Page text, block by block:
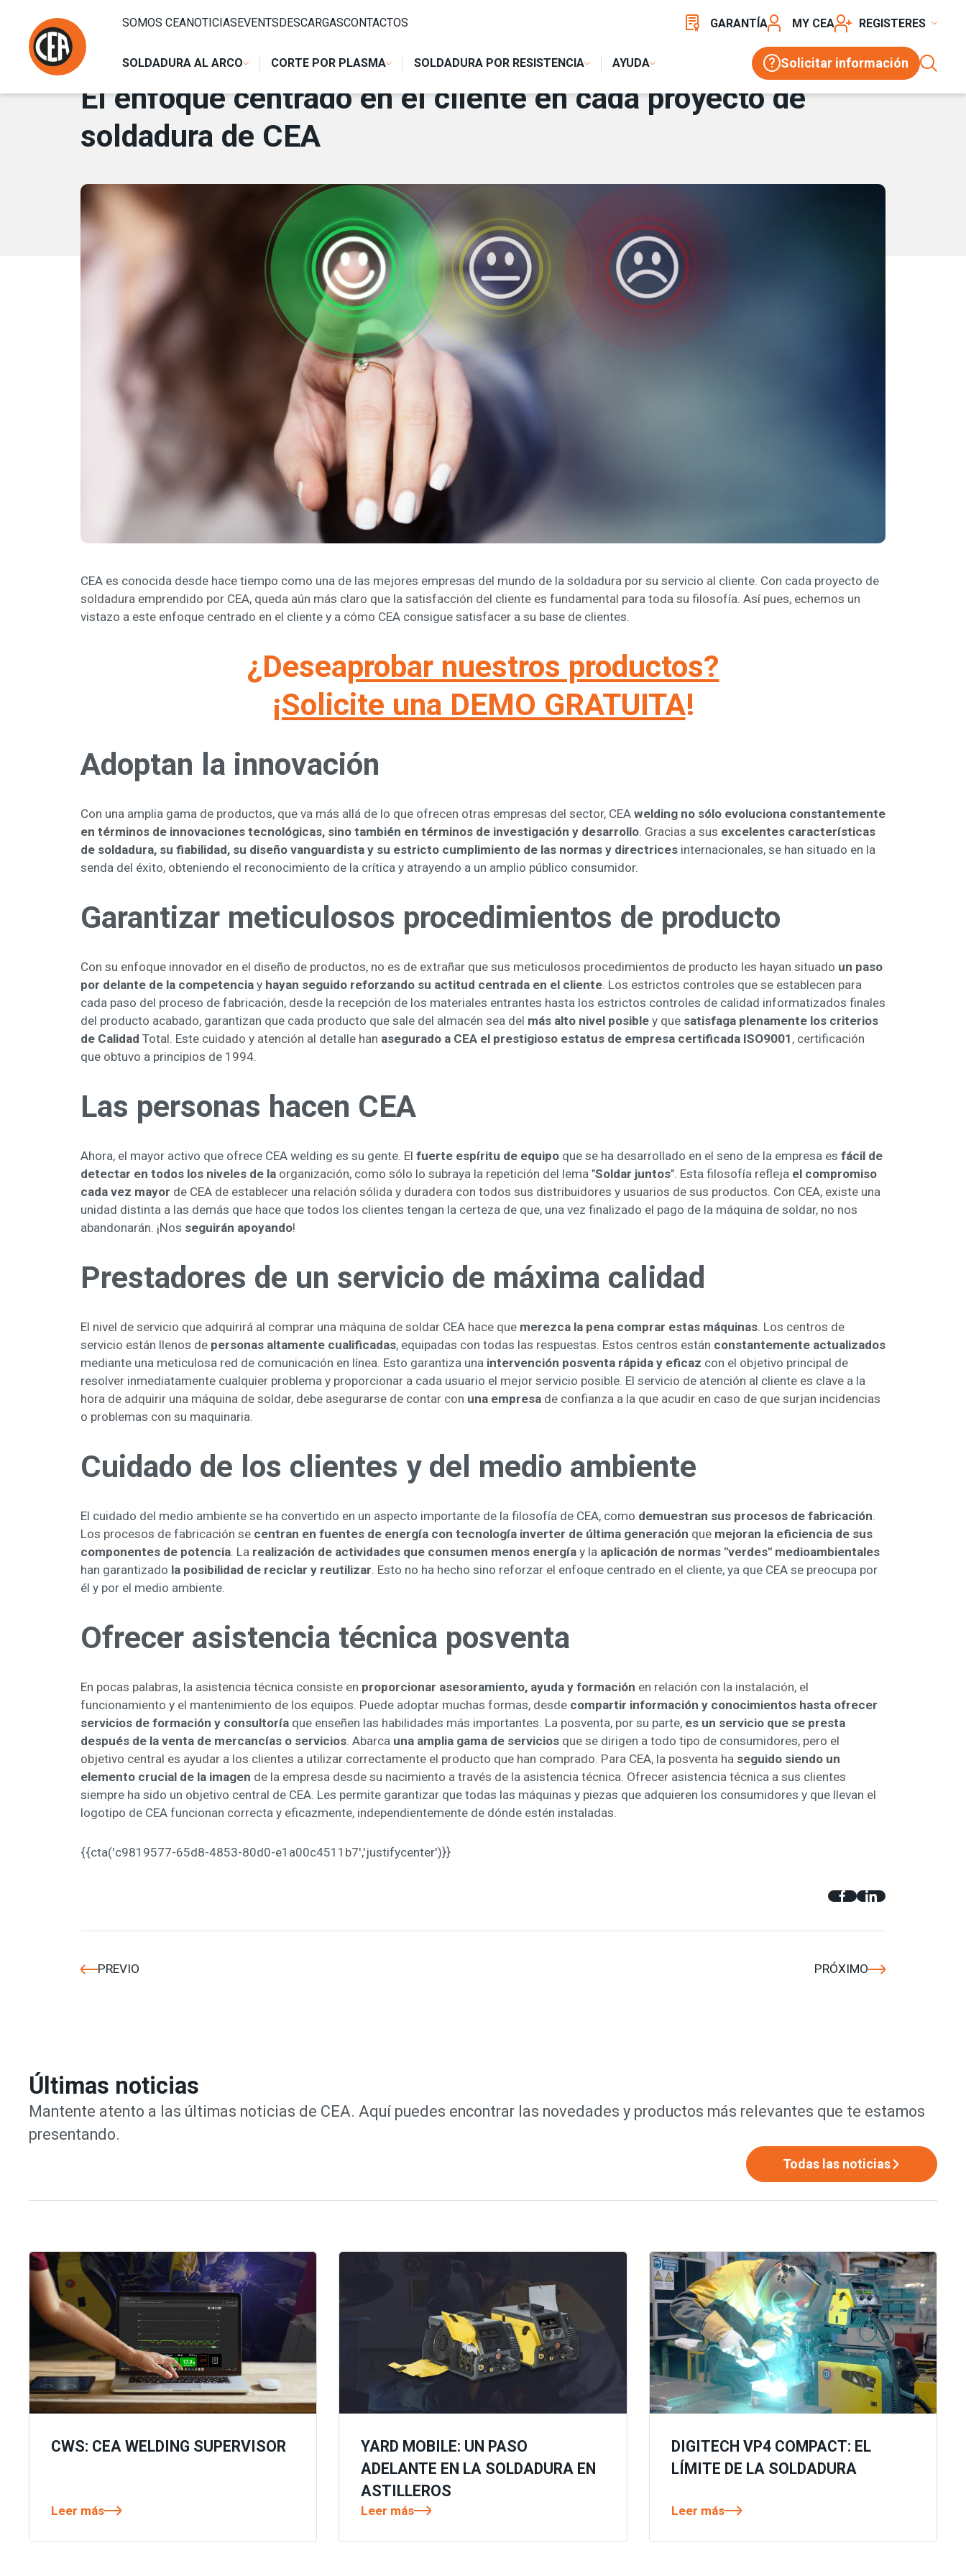
SOLDADURA AL ARCO CORTE POR PLASMA SOLDADURA POR RESISTENCIA AYUDA Solicitar información
SOMOS CEANOTICIASEVENTSDESCARGASCONTACTOS GARANTÍA MY CEA REGISTER
15 ENERO 2018
El enfoque centrado en el cliente en cada proyecto de
soldadura de CEA
CEA es conocida desde hace tiempo como una de las mejores empresas del mundo de la soldadura por su servicio al cliente. Con cada proyecto de
soldadura emprendido por CEA, queda aún más claro que la satisfacción del cliente es fundamental para toda su filosofía. Así pues, echemos un
vistazo a este enfoque centrado en el cliente y a cómo CEA consigue satisfacer a su base de clientes.
¿Deseaprobar nuestros productos?
¡Solicite una DEMO GRATUITA!
Adoptan la innovación
Con una amplia gama de productos, que va más allá de lo que ofrecen otras empresas del sector, CEA welding no sólo evoluciona constantemente
en términos de innovaciones tecnológicas, sino también en términos de investigación y desarrollo. Gracias a sus excelentes características
de soldadura, su fiabilidad, su diseño vanguardista y su estricto cumplimiento de las normas y directrices internacionales, se han situado en la
senda del éxito, obteniendo el reconocimiento de la crítica y atrayendo a un amplio público consumidor.
Garantizar meticulosos procedimientos de producto
Con su enfoque innovador en el diseño de productos, no es de extrañar que sus meticulosos procedimientos de producto les hayan situado un paso
por delante de la competencia y hayan seguido reforzando su actitud centrada en el cliente. Los estrictos controles que se establecen para
cada paso del proceso de fabricación, desde la recepción de los materiales entrantes hasta los estrictos controles de calidad informatizados finales
del producto acabado, garantizan que cada producto que sale del almacén sea del más alto nivel posible y que satisfaga plenamente los criterios
de Calidad Total. Este cuidado y atención al detalle han asegurado a CEA el prestigioso estatus de empresa certificada ISO9001 , certificación
que obtuvo a principios de 1994.
Las personas hacen CEA
Ahora, el mayor activo que ofrece CEA welding es su gente. El fuerte espíritu de equipo que se ha desarrollado en el seno de la empresa es fácil de
detectar en todos los niveles de la organización, como sólo lo subraya la repetición del lema "Soldar juntos". Esta filosofía refleja el compromiso
cada vez mayor de CEA de establecer una relación sólida y duradera con todos sus distribuidores y usuarios de sus productos. Con CEA, existe una
unidad distinta a las demás que hace que todos los clientes tengan la certeza de que, una vez finalizado el pago de la máquina de soldar, no nos
abandonarán. ¡Nos seguirán apoyando!
Prestadores de un servicio de máxima calidad
El nivel de servicio que adquirirá al comprar una máquina de soldar CEA hace que merezca la pena comprar estas máquinas. Los centros de
servicio están llenos de personas altamente cualificadas, equipadas con todas las respuestas. Estos centros están constantemente actualizados
mediante una meticulosa red de comunicación en línea. Esto garantiza una intervención posventa rápida y eficaz con el objetivo principal de
resolver inmediatamente cualquier problema y proporcionar a cada usuario el mejor servicio posible. El servicio de atención al cliente es clave a la
hora de adquirir una máquina de soldar, debe asegurarse de contar con una empresa de confianza a la que acudir en caso de que surjan incidencias
o problemas con su maquinaria.
Cuidado de los clientes y del medio ambiente
El cuidado del medio ambiente se ha convertido en un aspecto importante de la filosofía de CEA, como demuestran sus procesos de fabricación.
Los procesos de fabricación se centran en fuentes de energía con tecnología inverter de última generación que mejoran la eficiencia de sus
componentes de potencia. La realización de actividades que consumen menos energía y la aplicación de normas "verdes" medioambientales
han garantizado la posibilidad de reciclar y reutilizar. Esto no ha hecho sino reforzar el enfoque centrado en el cliente, ya que CEA se preocupa por
él y por el medio ambiente.
Ofrecer asistencia técnica posventa
En pocas palabras, la asistencia técnica consiste en proporcionar asesoramiento, ayuda y formación en relación con la instalación, el
funcionamiento y el mantenimiento de los equipos. Puede adoptar muchas formas, desde compartir información y conocimientos hasta ofrecer
servicios de formación y consultoría que enseñen las habilidades más importantes. La posventa, por su parte, es un servicio que se presta
después de la venta de mercancías o servicios. Abarca una amplia gama de servicios que se dirigen a todo tipo de consumidores, pero el
objetivo central es ayudar a los clientes a utilizar correctamente el producto que han comprado. Para CEA, la posventa ha seguido siendo un
elemento crucial de la imagen de la empresa desde su nacimiento a través de la asistencia técnica. Ofrecer asistencia técnica a sus clientes
siempre ha sido un objetivo central de CEA. Les permite garantizar que todas las máquinas y piezas que adquieren los consumidores y que llevan el
logotipo de CEA funcionan correcta y eficazmente, independientemente de dónde estén instaladas.
{{cta('c9819577-65d8-4853-80d0-e1a00c4511b7','justifycenter')}}
PREVIO PRÓXIMO
Últimas noticias
Mantente atento a las últimas noticias de CEA. Aquí puedes encontrar las novedades y productos más relevantes que te estamos
presentando.
Todas las noticias
CWS: CEA WELDING SUPERVISOR
Leer más
YARD MOBILE: UN PASO
ADELANTE EN LA SOLDADURA EN
ASTILLEROS
Leer más
DIGITECH VP4 COMPACT: EL
LÍMITE DE LA SOLDADURA
Leer más